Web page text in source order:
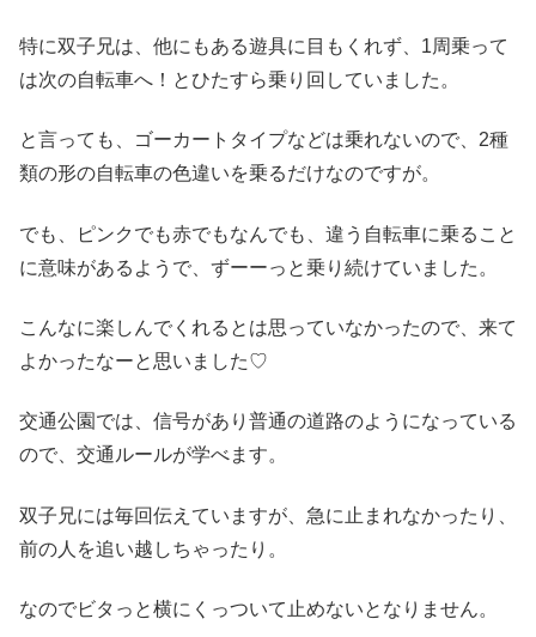
特に双子兄は、他にもある遊具に目もくれず、1周乗って
は次の自転車へ！とひたすら乗り回していました。
と言っても、ゴーカートタイプなどは乗れないので、2種
類の形の自転車の色違いを乗るだけなのですが。
でも、ピンクでも赤でもなんでも、違う自転車に乗ること
に意味があるようで、ずーーっと乗り続けていました。
こんなに楽しんでくれるとは思っていなかったので、来て
よかったなーと思いました♡
交通公園では、信号があり普通の道路のようになっている
ので、交通ルールが学べます。
双子兄には毎回伝えていますが、急に止まれなかったり、
前の人を追い越しちゃったり。
なのでビタっと横にくっついて止めないとなりません。